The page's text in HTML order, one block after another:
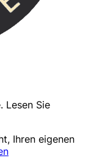
. Lesen Sie
Ihren eigenen